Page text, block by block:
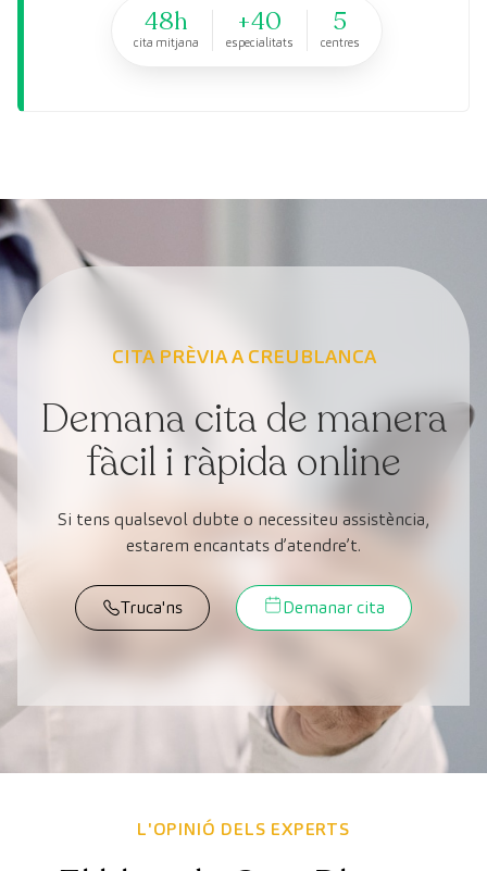
48h
cita mitjana
+40
especialitats
5
centres
CITA PRÈVIA A CREUBLANCA
Demana cita de manera
fàcil i ràpida online
Si tens qualsevol dubte o necessiteu assistència,
estarem encantats d’atendre’t.
Truca'ns Demanar cita
L'OPINIÓ DELS EXPERTS